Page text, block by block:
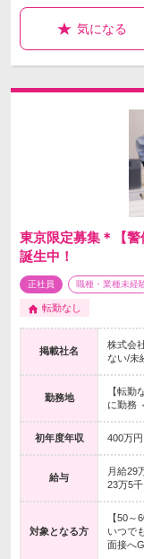
気になる
東京限定募集＊【警
誕生中！
正社員 職種・業種未経
転勤なし
掲載社名
株式会
ない/未
勤務地
【転
に勤務
初年度年収 400万
給与
月給29
23万5
対象となる方
【50～
いつで
面接へ